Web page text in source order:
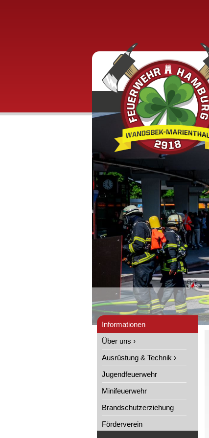
Informationen
Über uns ›
Ausrüstung & Technik ›
Jugendfeuerwehr
Minifeuerwehr
Brandschutzerziehung
Förderverein